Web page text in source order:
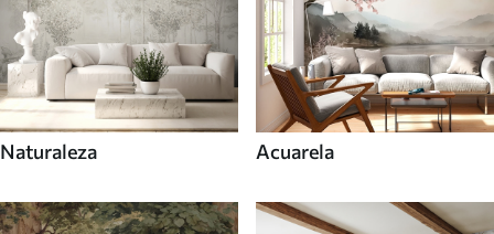
Naturaleza Acuarela